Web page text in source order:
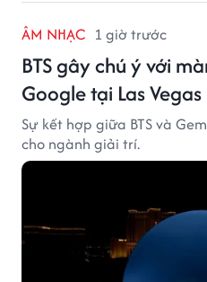
ÂM NHẠC 1 giờ trước
BTS gây chú ý với
Google tại Las Vegas
Sự kết hợp giữa BTS và
cho ngành giải trí.